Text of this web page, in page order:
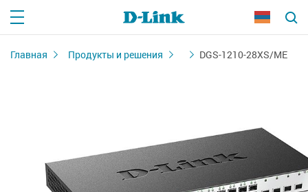
Главная Продукты и решения DGS-1210-28XS/ME